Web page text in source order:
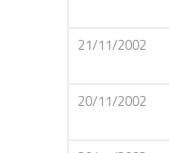
21/11/2002
20/11/2002